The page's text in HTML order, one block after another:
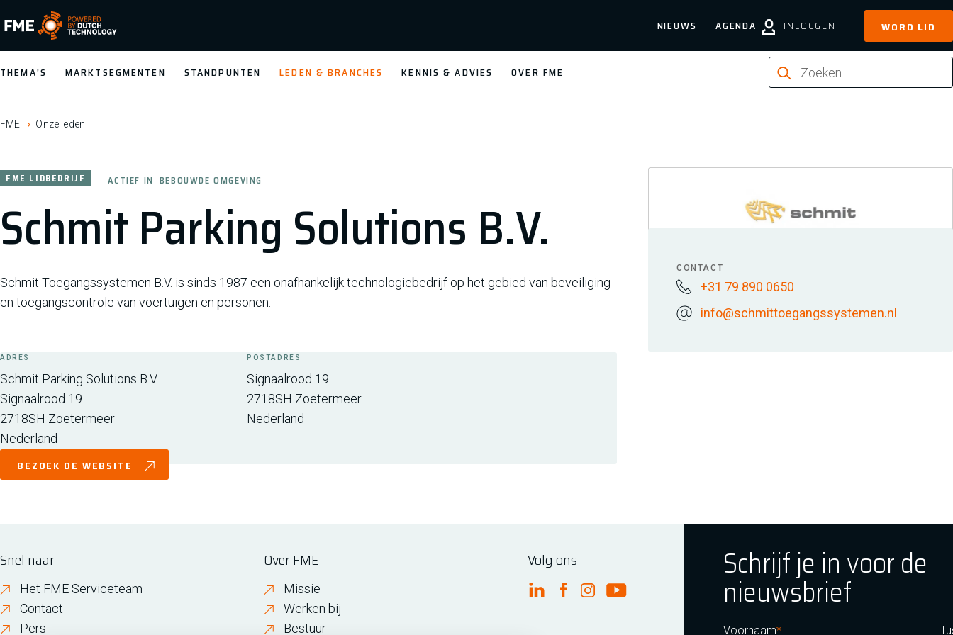
FME Logo, to the homepage
NIEUWS AGENDA INLOGGEN WORD LID
THEMA'S MARKTSEGMENTEN STANDPUNTEN LEDEN & BRANCHES KENNIS & ADVIES OVER FME
FME Onze leden
Schmit Parking Solutions B.V.
FME LIDBEDRIJF ACTIEF IN BEBOUWDE OMGEVING
Schmit Toegangssystemen B.V. is sinds 1987 een onafhankelijk technologiebedrijf op het gebied van beveiliging
en toegangscontrole van voertuigen en personen.
ADRES
Schmit Parking Solutions B.V.
Signaalrood 19
2718SH Zoetermeer
Nederland
POSTADRES
Signaalrood 19
2718SH Zoetermeer
Nederland
BEZOEK DE WEBSITE
CONTACT
+31 79 890 0650
info@schmittoegangssystemen.nl
Snel naar
Het FME Serviceteam
Contact
Pers
Over FME
Missie
Werken bij
Bestuur
Volg ons
FME Linkedin
FME Facebook
FME Instagram
FME Youtube
Schrijf je in voor de
nieuwsbrief
Voornaam